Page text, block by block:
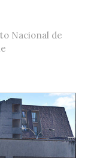
Nacional de